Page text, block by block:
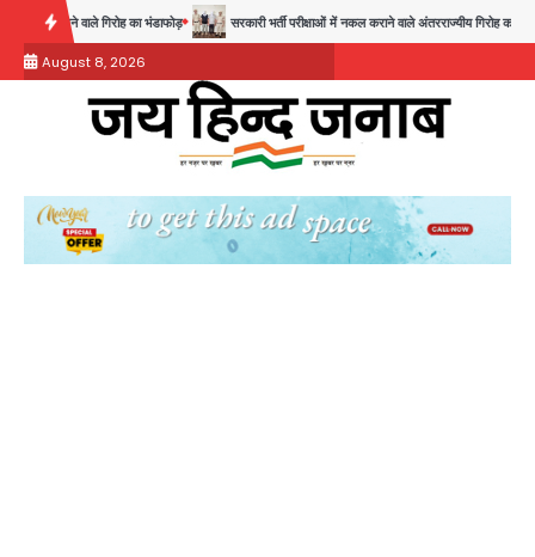
content
गिरोह का भंडाफोड़ सरकारी भर्ती परीक्षाओं में नकल कराने वाले अंतरराज्यीय गिरोह का भंडाफोड़,
August 8, 2026